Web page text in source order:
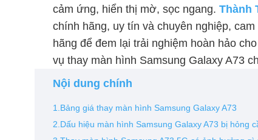
cảm ứng, hiển thị mờ, sọc ngang. Thành
chính hãng, uy tín và chuyên nghiệp,
hãng để đem lại trải nghiệm hoàn hảo
vụ thay màn hình Samsung Galaxy A73
Nội dung chính
1.Bảng giá thay màn hình Samsung Galaxy A73
2.Dấu hiệu màn hình Samsung Galaxy A73 bị hỏng